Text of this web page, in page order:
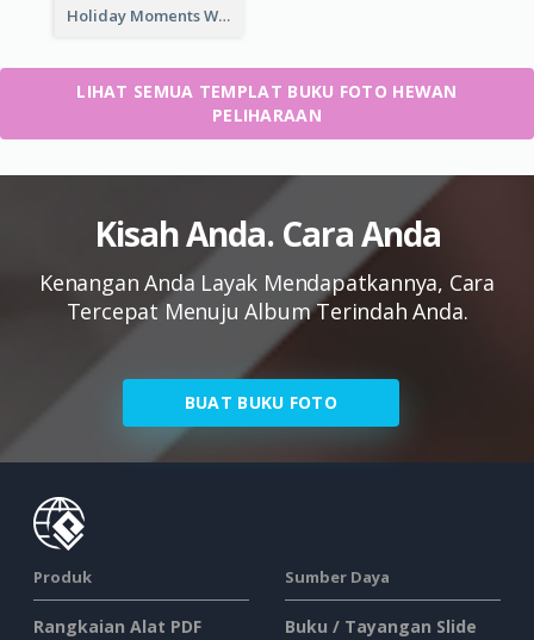
Holiday Moments With Pets Photo Book
LIHAT SEMUA TEMPLAT BUKU FOTO HEWAN
PELIHARAAN
Kisah Anda. Cara Anda
Kenangan Anda Layak Mendapatkannya, Cara
Tercepat Menuju Album Terindah Anda.
BUAT BUKU FOTO
Produk
Rangkaian Alat PDF
Sumber Daya
Buku / Tayangan Slide